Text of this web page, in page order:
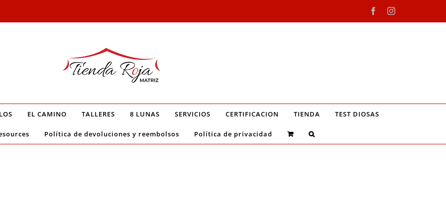
FacebookInstagram
EL CAMINO TALLERES 8 LUNAS SERVICIOS CERTIFICACION TIENDA TEST DIOSAS
Política de devoluciones y reembolsos Política de privacidad